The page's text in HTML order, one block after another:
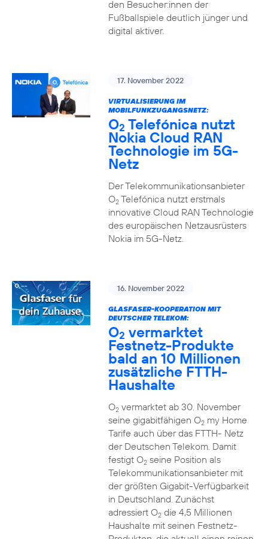
den Besucher:innen der
Fußballspiele deutlich jünger und
digital aktiver.
17. November 2022
VIRTUALISIERUNG IM
MOBILFUNKZUGANGSNETZ:
O2 Telefónica nutzt
Nokia Cloud RAN
Technologie im 5G-
Netz
Der Telekommunikationsanbieter
O2Telefónica nutzt erstmals
innovative Cloud RAN Technologie
des europäischen Netzausrüsters
Nokia im 5G-Netz.
16. November 2022
GLASFASER-KOOPERATION MIT
DEUTSCHER TELEKOM:
O2 vermarktet
Festnetz-Produkte
bald an 10 Millionen
zusätzliche FTTH-
Haushalte
O2vermarktet ab 30. November
seine gigabitfähigen O2my Home
Tarife auch über das FTTH- Netz
der Deutschen Telekom. Damit
festigt O2seine Position als
Telekommunikationsanbieter mit
der größten Gigabit-Verfügbarkeit
in Deutschland. Zunächst
adressiert O2die 4,5 Millionen
Haushalte mit seinen Festnetz-